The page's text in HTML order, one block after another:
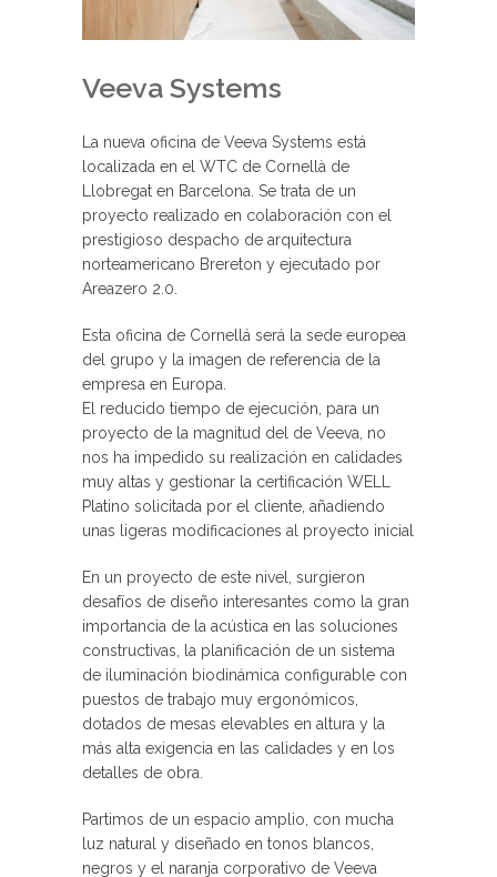
Veeva Systems
La nueva oficina de Veeva Systems está
localizada en el WTC de Cornellà de
Llobregat en Barcelona. Se trata de un
proyecto realizado en colaboración con el
prestigioso despacho de arquitectura
norteamericano Brereton y ejecutado por
Areazero 2.0.
Esta oficina de Cornellá será la sede europea
del grupo y la imagen de referencia de la
empresa en Europa.
El reducido tiempo de ejecución, para un
proyecto de la magnitud del de Veeva, no
nos ha impedido su realización en calidades
muy altas y gestionar la certificación WELL
Platino solicitada por el cliente, añadiendo
unas ligeras modificaciones al proyecto inicial
En un proyecto de este nivel, surgieron
desafíos de diseño interesantes como la gran
importancia de la acústica en las soluciones
constructivas, la planificación de un sistema
de iluminación biodinámica configurable con
puestos de trabajo muy ergonómicos,
dotados de mesas elevables en altura y la
más alta exigencia en las calidades y en los
detalles de obra.
Partimos de un espacio amplio, con mucha
luz natural y diseñado en tonos blancos,
negros y el naranja corporativo de Veeva